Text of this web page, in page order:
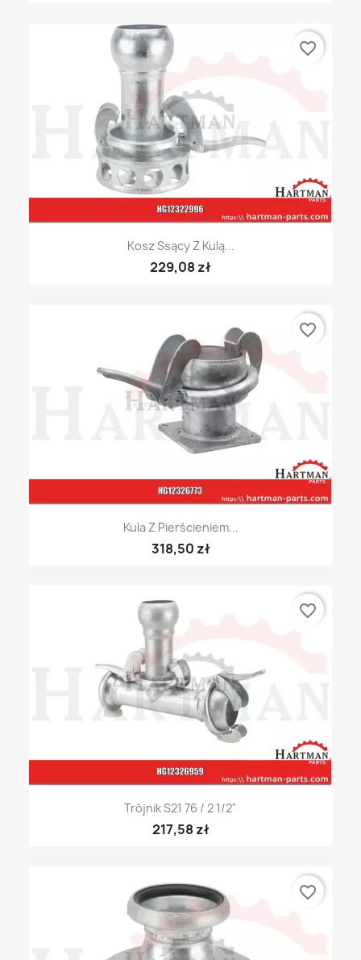
Kosz Ssący Z Kulą...
229,08 zł
favorite_border
Kula Z Pierścieniem...
318,50 zł
favorite_border
Trójnik S21 76 / 2 1/2"
217,58 zł
favorite_border
favorite_border